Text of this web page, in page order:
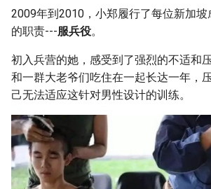
2009年到2010，小郑履行了每位新加
的职责---服兵役。
初入兵营的她，感受到了强烈的不适和
和一群大老爷们吃住在一起长达一年，
己无法适应这针对男性设计的训练。